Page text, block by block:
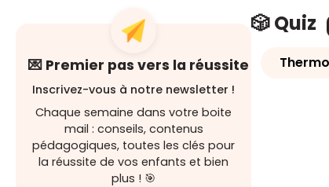
💌 Premier pas vers la réussite
Inscrivez-vous à notre newsletter !
Chaque semaine dans votre boite
mail : conseils, contenus
pédagogiques, toutes les clés pour
la réussite de vos enfants et bien
plus ! 🎯
🎲 Quiz